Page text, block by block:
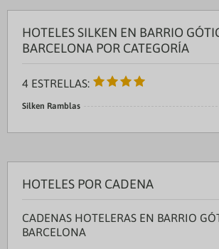
HOTELES SILKEN EN BARRIO
BARCELONA POR CATEGORÍA
4 ESTRELLAS:
Silken Ramblas
HOTELES POR CADENA
CADENAS HOTELERAS EN BARRIO
BARCELONA